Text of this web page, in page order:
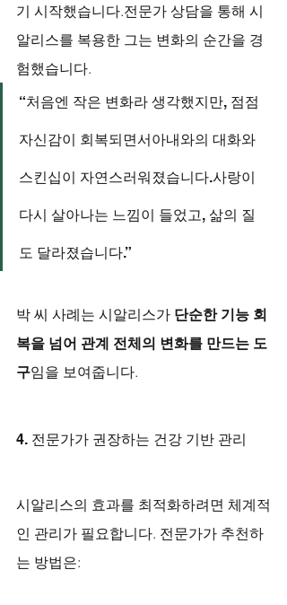
기 시작했습니다.전문가 상담을 통해 시
알리스를 복용한 그는 변화의 순간을 경
험했습니다.
“처음엔 작은 변화라 생각했지만, 점점
자신감이 회복되면서아내와의 대화와
스킨십이 자연스러워졌습니다.사랑이
다시 살아나는 느낌이 들었고, 삶의 질
도 달라졌습니다.”
박 씨 사례는 시알리스가 단순한 기능 회
복을 넘어 관계 전체의 변화를 만드는 도
구임을 보여줍니다.
4. 전문가가 권장하는 건강 기반 관리
시알리스의 효과를 최적화하려면 체계적
인 관리가 필요합니다. 전문가가 추천하
는 방법은: